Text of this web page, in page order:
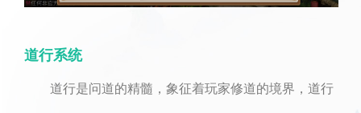
道行系统
道行是问道的精髓，象征着玩家修道的境界，道行